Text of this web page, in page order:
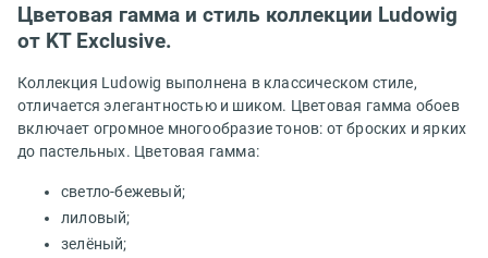
Цветовая гамма и стиль коллекции Ludowig
от KT Exclusive.
Коллекция Ludowig выполнена в классическом стиле,
отличается элегантностью и шиком. Цветовая гамма обоев
включает огромное многообразие тонов: от броских и ярких
до пастельных. Цветовая гамма:
светло-бежевый;
лиловый;
зелёный;